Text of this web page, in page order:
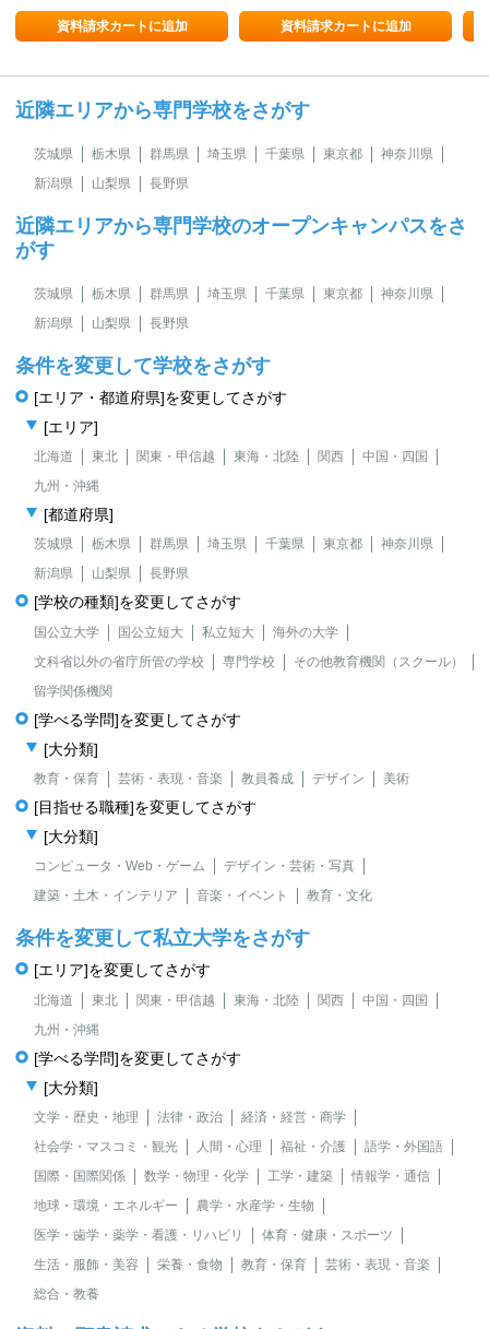
資料請求カートに追加 資料請求カートに追加
近隣エリアから専門学校をさがす
茨城県 栃木県 群馬県 埼玉県 千葉県 東京都
神奈川県
新潟県
山梨県 長野県
近隣エリアから専門学校のオープンキャンパスをさ
がす
茨城県 栃木県 群馬県 埼玉県 千葉県 東京都
神奈川県
新潟県
山梨県 長野県
条件を変更して学校をさがす
[エリア・都道府県]を変更してさがす
[エリア]
北海道 東北 関東・甲信越 東海・北陸 関西
中国・四国
九州・沖縄
[都道府県]
茨城県 栃木県 群馬県 埼玉県 千葉県 東京都
神奈川県
新潟県
山梨県 長野県
[学校の種類]を変更してさがす
国公立大学 国公立短大 私立短大
海外の大学
文科省以外の省庁所管の学校
専門学校
その他教育機関（スクール）
留学関係機関
[学べる学問]を変更してさがす
[大分類]
教育・保育 芸術・表現・音楽 教員養成 デザイン 美術
[目指せる職種]を変更してさがす
[大分類]
コンピュータ・Web・ゲーム
デザイン・芸術・写真
建築・土木・インテリア
音楽・イベント 教育・文化
条件を変更して私立大学をさがす
[エリア]を変更してさがす
北海道 東北 関東・甲信越 東海・北陸 関西
中国・四国
九州・沖縄
[学べる学問]を変更してさがす
[大分類]
文学・歴史・地理 法律・政治
経済・経営・商学
社会学・マスコミ・観光
人間・心理 福祉・介護
語学・外国語
国際・国際関係
数学・物理・化学 工学・建築
情報学・通信
地球・環境・エネルギー
農学・水産学・生物
医学・歯学・薬学・看護・リハビリ
体育・健康・スポーツ
生活・服飾・美容
栄養・食物 教育・保育
芸術・表現・音楽
総合・教養